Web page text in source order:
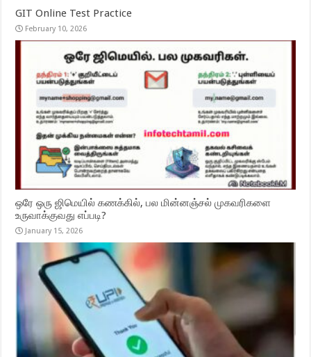
GIT Online Test Practice
February 10, 2026
ஒரே ஒரு ஜிமெயில் கணக்கில், பல மின்னஞ்சல் முகவரிகளை
உருவாக்குவது எப்படி?
January 15, 2026